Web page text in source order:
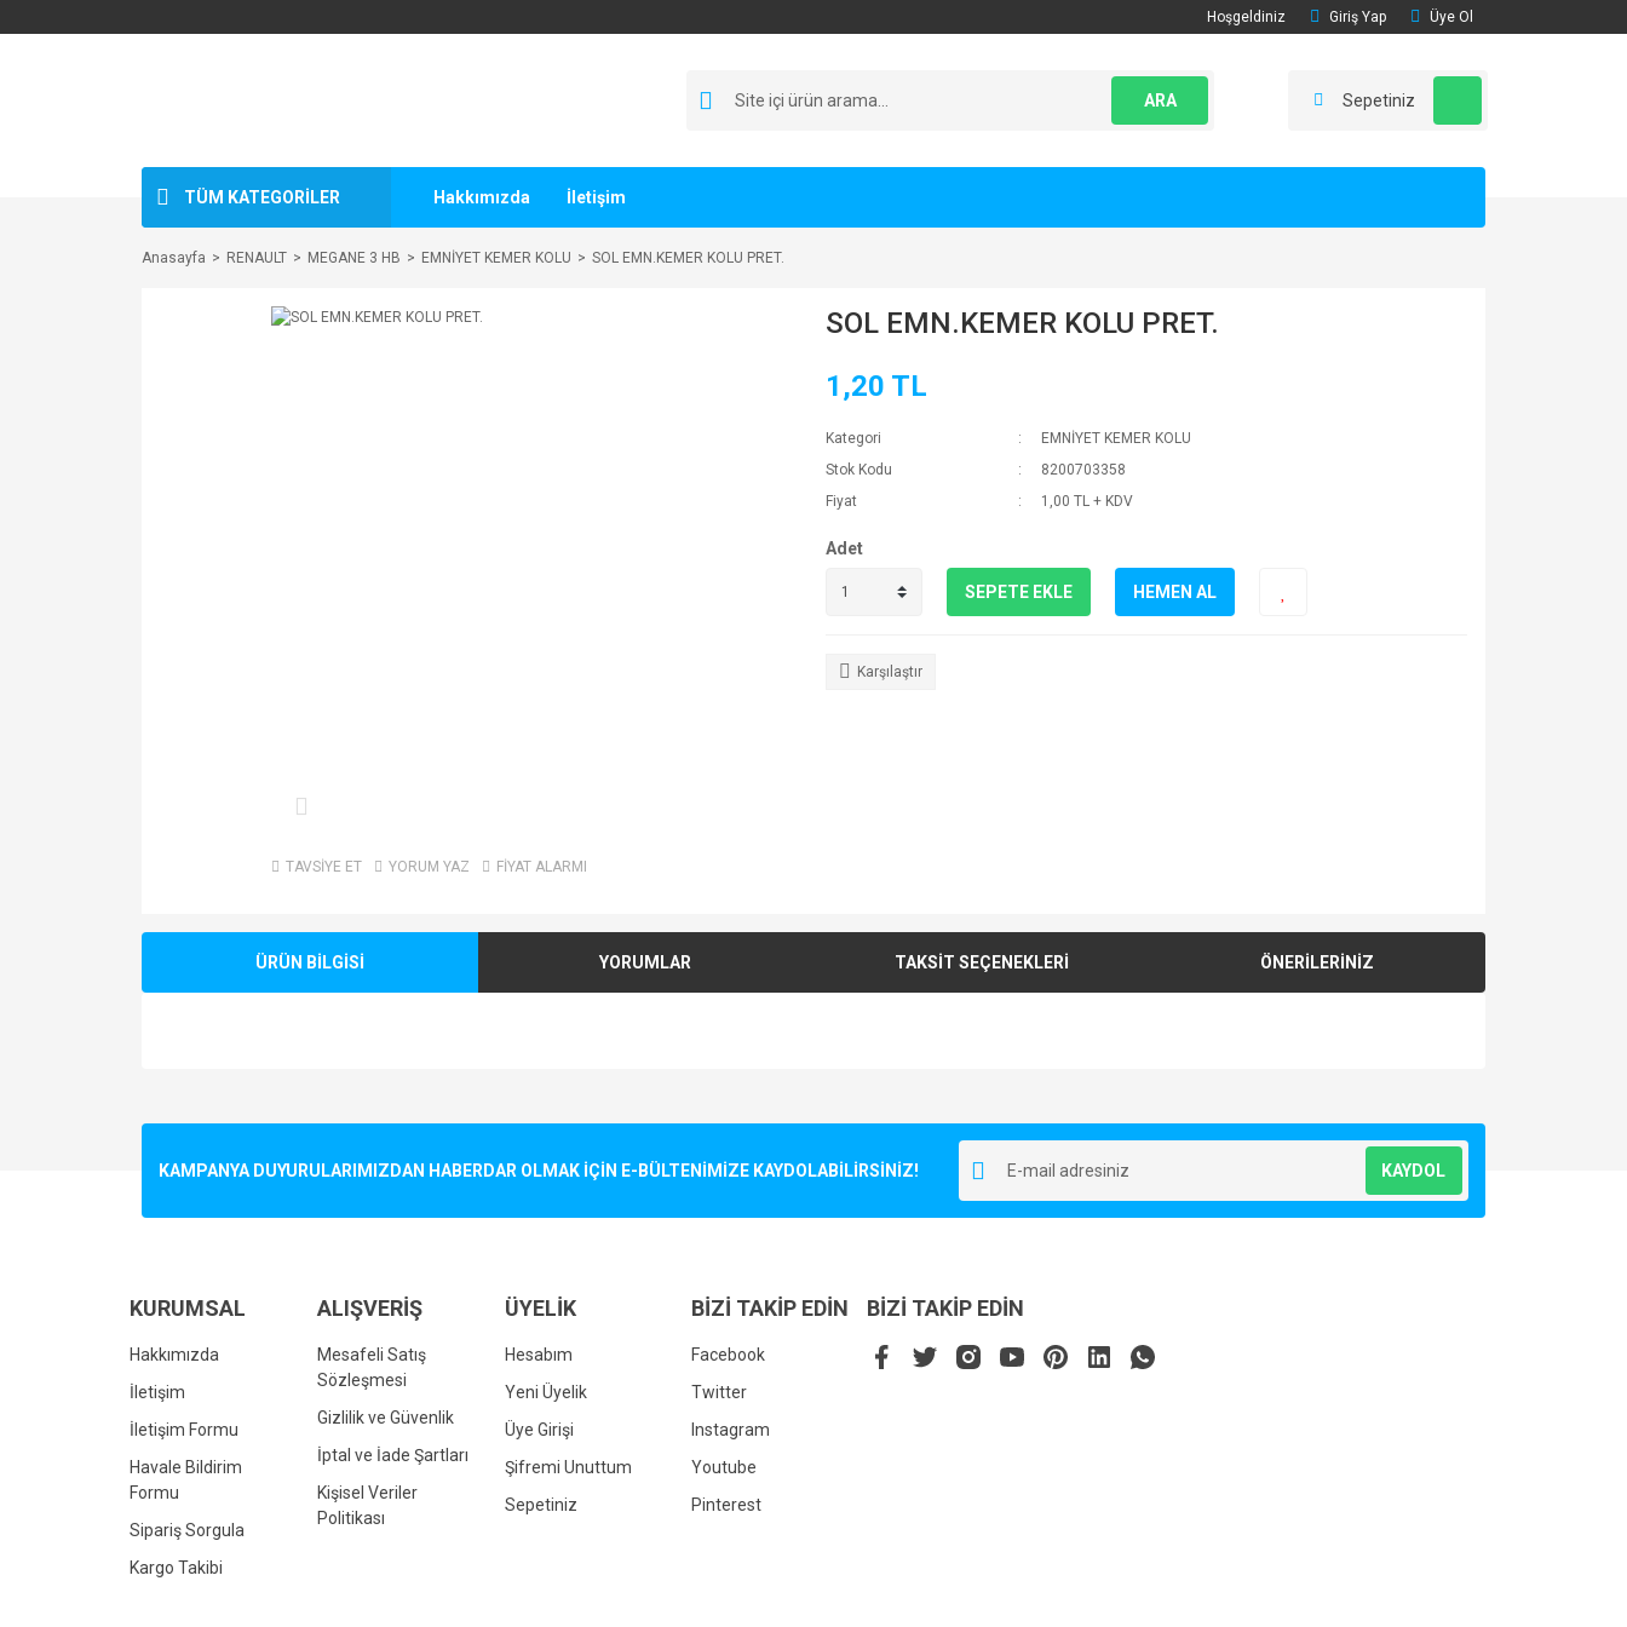
Hoşgeldiniz Giriş Yap Üye Ol
ARA Sepetiniz
TÜM KATEGORİLER Hakkımızda İletişim
Anasayfa RENAULT MEGANE 3 HB EMNİYET KEMER KOLU SOL EMN.KEMER KOLU PRET.
TAVSİYE ET YORUM YAZ FİYAT ALARMI
SOL EMN.KEMER KOLU PRET.
1,20 TL
Kategori
EMNİYET KEMER KOLU
Stok Kodu
8200703358
Fiyat
1,00 TL + KDV
Adet
SEPETE EKLE HEMEN AL
Karşılaştır
ÜRÜN BİLGİSİ YORUMLAR TAKSİT SEÇENEKLERİ ÖNERİLERİNİZ
Ürün resmi kalitesiz, bozuk veya görüntülenemiyor.
Bu ürüne benzer farklı alternatifler olmalı.
KAMPANYA DUYURULARIMIZDAN HABERDAR OLMAK İÇİN E-BÜLTENİMİZE KAYDOLABİLİRSİNİZ! KAYDOL
KURUMSAL
Hakkımızda
İletişim
İletişim Formu
Havale Bildirim
Formu
Sipariş Sorgula
Kargo Takibi
ALIŞVERİŞ
Mesafeli Satış
Sözleşmesi
Gizlilik ve Güvenlik
İptal ve İade Şartları
Kişisel Veriler
Politikası
ÜYELİK
Hesabım
Yeni Üyelik
Üye Girişi
Şifremi Unuttum
Sepetiniz
BİZİ TAKİP EDİN
Facebook
Twitter
Instagram
Youtube
Pinterest
BİZİ TAKİP EDİN